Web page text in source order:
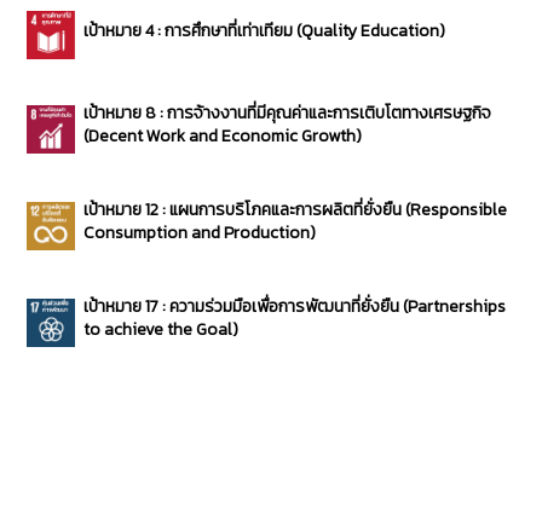
เป้าหมาย 4 : การศึกษาที่เท่าเทียม (Quality Education)
เป้าหมาย 8 : การจ้างงานที่มีคุณค่าและการเติบโตทางเศรษฐกิจ
(Decent Work and Economic Growth)
เป้าหมาย 12 : แผนการบริโภคและการผลิตที่ยั่งยืน (Responsible
Consumption and Production)
เป้าหมาย 17 : ความร่วมมือเพื่อการพัฒนาที่ยั่งยืน (Partnerships
to achieve the Goal)